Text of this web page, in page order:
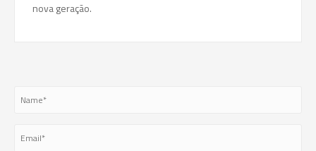
nova geração.